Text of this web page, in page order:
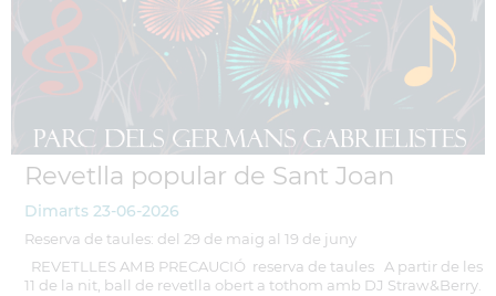
Revetlla popular de Sant Joan
Dimarts 23-06-2026
Reserva de taules: del 29 de maig al 19 de juny
REVETLLES AMB PRECAUCIÓ reserva de taules A partir de les
11 de la nit, ball de revetlla obert a tothom amb DJ Straw&Berry.